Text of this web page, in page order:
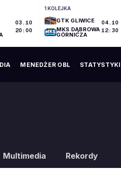
03.10
20:00
1 KOLEJKA
GTK GLIWICE
MKS DĄBROWA
GÓRNICZA
04.10
12:30
MENEDŻER OBL
Multimedia Rekordy